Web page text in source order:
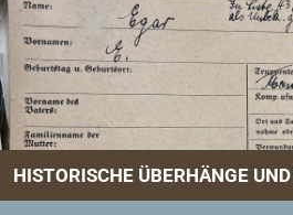
HISTORISCHE ÜBERHÄNGE